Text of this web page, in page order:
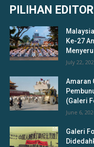
PILIHAN EDITOR
Ke-27
July 22,
Amaran
(Galeri
June 6,
Galeri